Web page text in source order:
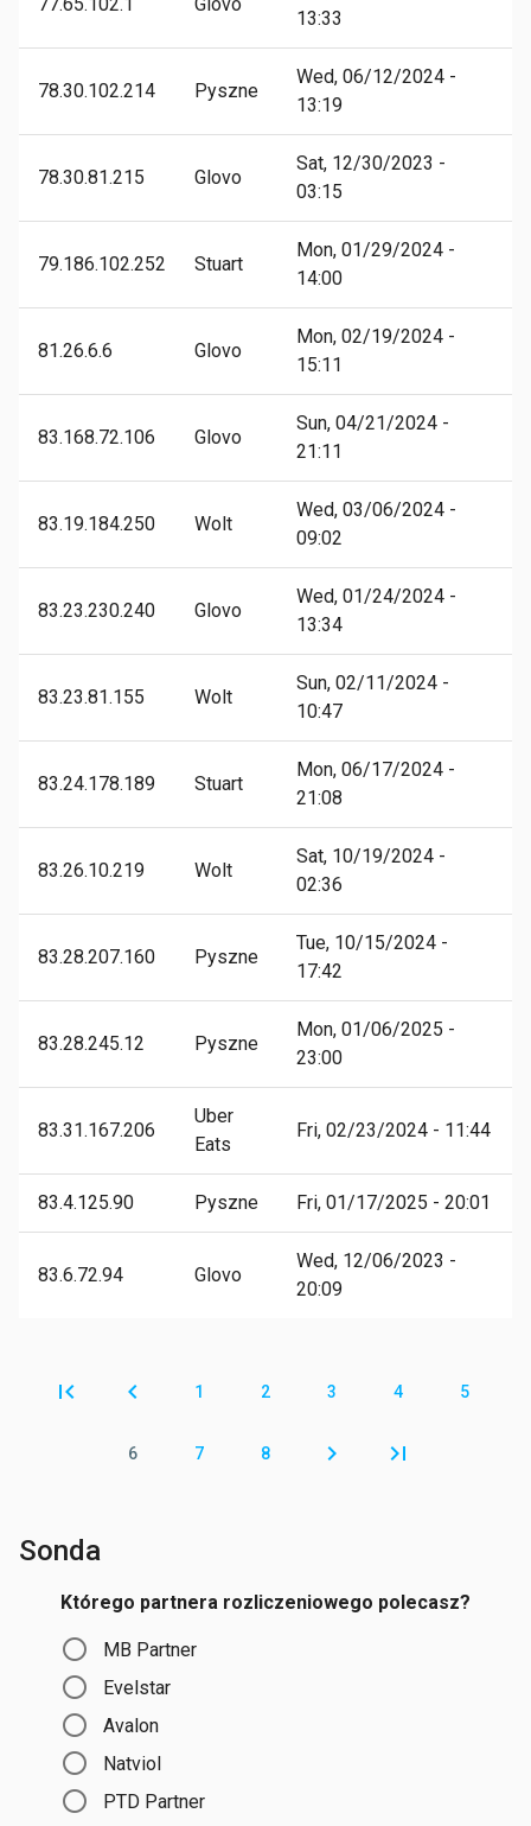
13:33
78.30.102.214 Pyszne
Wed, 06/12/2024 -
13:19
78.30.81.215 Glovo
Sat, 12/30/2023 -
03:15
79.186.102.252 Stuart
Mon, 01/29/2024 -
14:00
81.26.6.6 Glovo
Mon, 02/19/2024 -
15:11
83.168.72.106 Glovo
Sun, 04/21/2024 -
21:11
83.19.184.250 Wolt
Wed, 03/06/2024 -
09:02
83.23.230.240 Glovo
Wed, 01/24/2024 -
13:34
83.23.81.155 Wolt
Sun, 02/11/2024 -
10:47
83.24.178.189 Stuart
Mon, 06/17/2024 -
21:08
83.26.10.219 Wolt
Sat, 10/19/2024 -
02:36
83.28.207.160 Pyszne
Tue, 10/15/2024 -
17:42
83.28.245.12 Pyszne
Mon, 01/06/2025 -
23:00
83.31.167.206
Uber
Eats
Fri, 02/23/2024 - 11:44
83.4.125.90 Pyszne Fri, 01/17/2025 - 20:01
83.6.72.94 Glovo
Wed, 12/06/2023 -
20:09
Pages 1 2 3 4 5
6 7 8
Sonda
Którego partnera rozliczeniowego polecasz?
ChoicesMB Partner
Evelstar
Avalon
Natviol
PTD Partner